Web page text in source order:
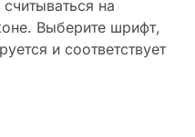
на
Выберите шрифт,
и соответствует